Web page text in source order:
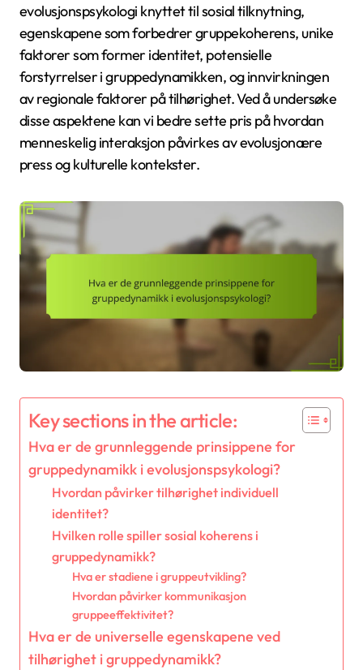
evolusjonspsykologi knyttet til sosial tilknytning,
egenskapene som forbedrer gruppekoherens, unike
faktorer som former identitet, potensielle
forstyrrelser i gruppedynamikken, og innvirkningen
av regionale faktorer på tilhørighet. Ved å undersøke
disse aspektene kan vi bedre sette pris på hvordan
menneskelig interaksjon påvirkes av evolusjonære
press og kulturelle kontekster.
Key sections in the article:
Hva er de grunnleggende prinsippene for
gruppedynamikk i evolusjonspsykologi?
Hvordan påvirker tilhørighet individuell
identitet?
Hvilken rolle spiller sosial koherens i
gruppedynamikk?
Hva er stadiene i gruppeutvikling?
Hvordan påvirker kommunikasjon
gruppeeffektivitet?
Hva er de universelle egenskapene ved
tilhørighet i gruppedynamikk?